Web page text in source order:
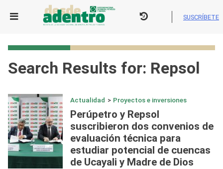
SUSCRÍBETE
Search Results for: Repsol
Actualidad > Proyectos e inversiones
Perúpetro y Repsol
suscribieron dos convenios de
evaluación técnica para
estudiar potencial de cuencas
de Ucayali y Madre de Dios